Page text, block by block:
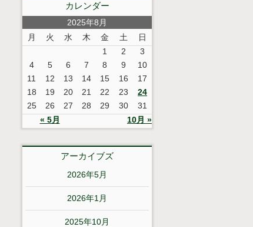
カレンダー
2025年8月
月
火 水 木 金 土 日
« 5月 10月 »
1 2
3
4
5 6 7 8 9
10
11
12 13 14 15 16
17
18
19 20 21 22 23
24
25
26 27 28 29 30 31
アーカイブズ
2026年5月
2026年1月
2025年10月